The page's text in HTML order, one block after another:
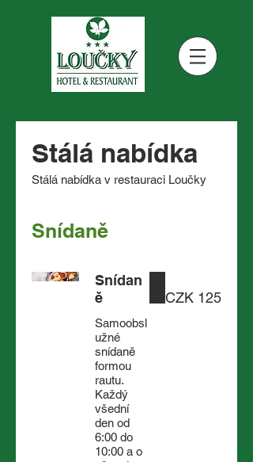
Stálá nabídka
Stálá nabídka v restauraci Loučky
Snídaně
Snídan
ě
Samoobsl
užné
snídaně
formou
rautu.
Každý
všední
den od
6:00 do
10:00 a o
CZK 125